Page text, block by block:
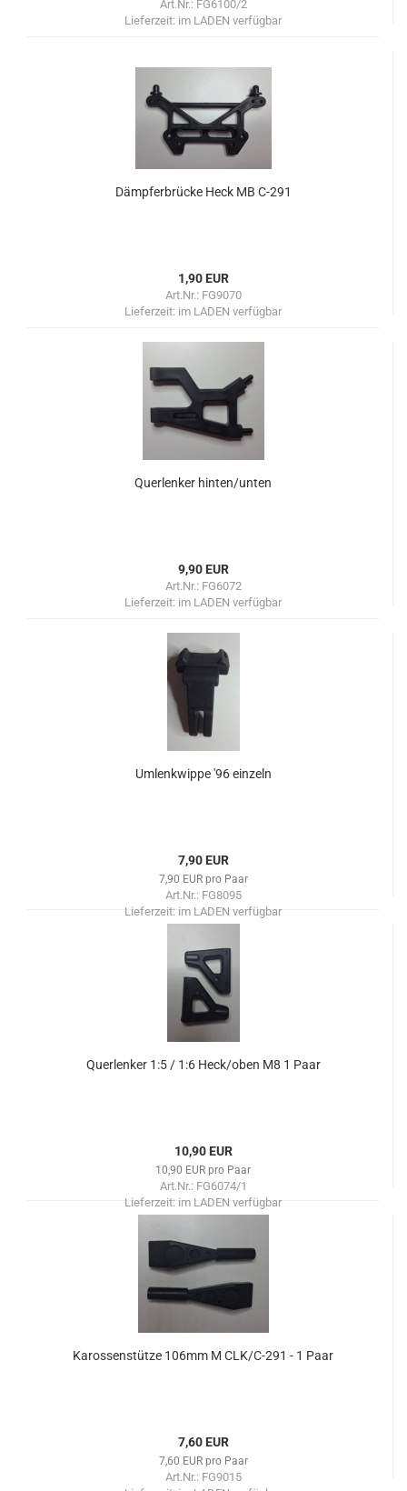
Art.Nr.: FG6100/2
Lieferzeit: im LADEN verfügbar
Dämpferbrücke Heck MB C-291
1,90 EUR
Art.Nr.: FG9070
Lieferzeit: im LADEN verfügbar
Querlenker hinten/unten
9,90 EUR
Art.Nr.: FG6072
Lieferzeit: im LADEN verfügbar
Umlenkwippe '96 einzeln
7,90 EUR
7,90 EUR pro Paar
Art.Nr.: FG8095
Lieferzeit: im LADEN verfügbar
Querlenker 1:5 / 1:6 Heck/oben M8 1 Paar
10,90 EUR
10,90 EUR pro Paar
Art.Nr.: FG6074/1
Lieferzeit: im LADEN verfügbar
Karossenstütze 106mm M CLK/C-291 - 1 Paar
7,60 EUR
7,60 EUR pro Paar
Art.Nr.: FG9015